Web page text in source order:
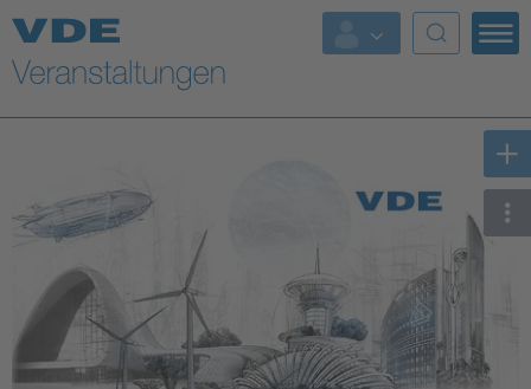
Top Themen
Fokusthemen
Energy
AI & Digital Trust
Health